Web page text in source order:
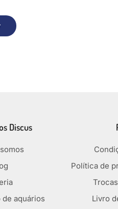
Discus
aquários
Política de
Livro